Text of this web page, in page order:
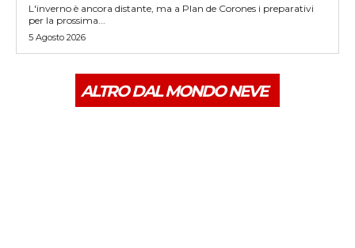
L'inverno è ancora distante, ma a Plan de Corones i preparativi
per la prossima...
5 Agosto 2026
ALTRO DAL MONDO NEVE